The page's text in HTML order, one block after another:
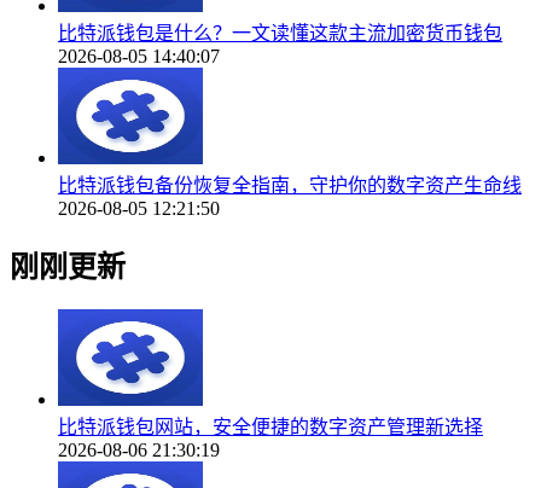
比特派钱包是什么？一文读懂这款主流加密货币钱包
2026-08-05 14:40:07
比特派钱包备份恢复全指南，守护你的数字资产生命线
2026-08-05 12:21:50
刚刚更新
比特派钱包网站，安全便捷的数字资产管理新选择
2026-08-06 21:30:19